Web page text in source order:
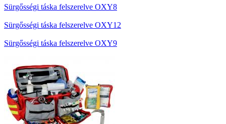
Sürgősségi táska felszerelve OXY8
Sürgősségi táska felszerelve OXY12
Sürgősségi táska felszerelve OXY9